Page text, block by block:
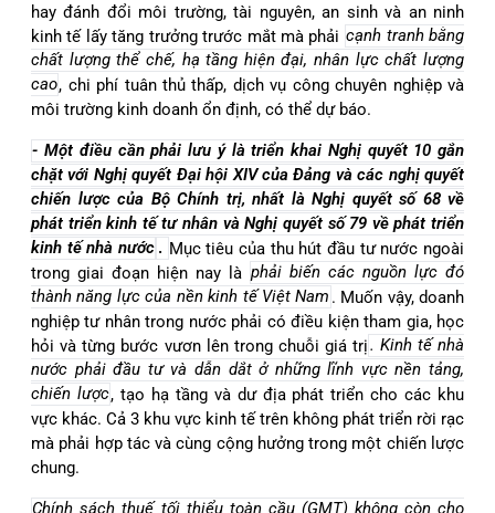
hay đánh đổi môi trường, tài nguyên, an sinh và an ninh
kinh tế lấy tăng trưởng trước mắt mà phải cạnh tranh bằng
chất lượng thể chế, hạ tầng hiện đại, nhân lực chất lượng
cao, chi phí tuân thủ thấp, dịch vụ công chuyên nghiệp và
môi trường kinh doanh ổn định, có thể dự báo.
- Một điều cần phải lưu ý là triển khai Nghị quyết 10 gắn
chặt với Nghị quyết Đại hội XIV của Đảng và các nghị quyết
chiến lược của Bộ Chính trị, nhất là Nghị quyết số 68 về
phát triển kinh tế tư nhân và Nghị quyết số 79 về phát triển
kinh tế nhà nước . Mục tiêu của thu hút đầu tư nước ngoài
trong giai đoạn hiện nay là phải biến các nguồn lực đó
thành năng lực của nền kinh tế Việt Nam . Muốn vậy, doanh
nghiệp tư nhân trong nước phải có điều kiện tham gia, học
hỏi và từng bước vươn lên trong chuỗi giá trị. Kinh tế nhà
nước phải đầu tư và dẫn dắt ở những lĩnh vực nền tảng,
chiến lược, tạo hạ tầng và dư địa phát triển cho các khu
vực khác. Cả 3 khu vực kinh tế trên không phát triển rời rạc
mà phải hợp tác và cùng cộng hưởng trong một chiến lược
chung.